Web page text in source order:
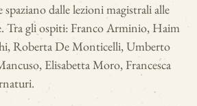
spaziano dalle lezioni magistrali alle
Tra gli ospiti: Franco Arminio, Haim
Roberta De Monticelli, Umberto
Elisabetta Moro, Francesca